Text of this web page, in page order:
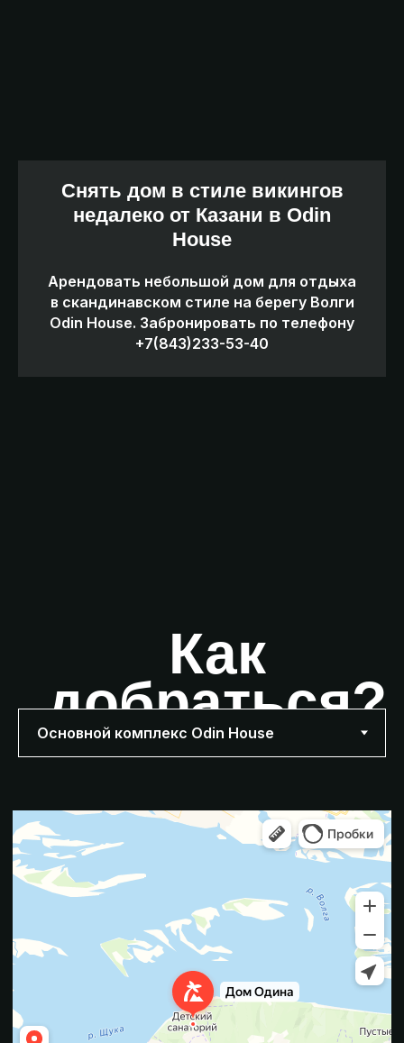
Снять дом в стиле викингов
недалеко от Казани в Odin
House
Арендовать небольшой дом для отдыха
в скандинавском стиле на берегу Волги
Odin House. Забронировать по телефону
+7(843)233-53-40
Как
добраться?
Заказать
такси
Дом и Красное и Белое
Дорога через Введенскую
Слободу, ехать необходимо
Обратите внимание, что на низких
машинах бывает тяжело
проехать, лучше позвонить по
телефону и уточнить информацию